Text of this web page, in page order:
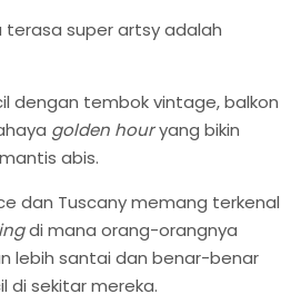
terasa super artsy adalah
dengan tembok vintage, balkon
golden houryang bikin
abis.
dan Tuscany memang terkenal
di mana orang-orangnya
lebih santai dan benar-benar
di sekitar mereka.